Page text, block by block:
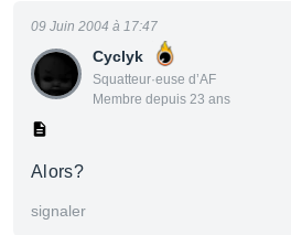
Cyclyk
Squatteur·euse d’AF
Membre depuis 23 ans
09 Juin 2004 à 17:47
Alors?
signaler